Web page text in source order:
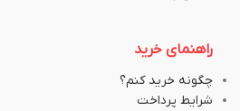
راهنمای خرید
چگونه خرید کنم؟
شرایط پرداخت